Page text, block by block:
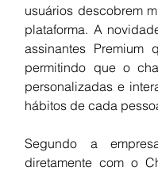
usuários descobrem
plataforma. A
assinantes Premium
permitindo que o
personalizadas e
hábitos de cada
Segundo a
diretamente com o